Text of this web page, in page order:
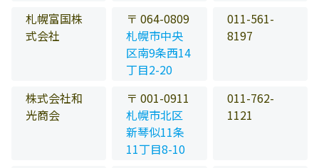
札幌富国株
式会社
〒 064-0809
札幌市中央
区南9条西14
丁目2-20
011-561-
8197
株式会社和
光商会
〒 001-0911
札幌市北区
新琴似11条
11丁目8-10
011-762-
1121